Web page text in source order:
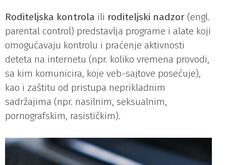
Roditeljska kontrola ili roditeljski nadzor (engl.
parental control) predstavlja programe i alate koji
omogućavaju kontrolu i praćenje aktivnosti
deteta na internetu (npr. koliko vremena provodi,
sa kim komunicira, koje veb-sajtove posećuje),
kao i zaštitu od pristupa neprikladnim
sadržajima (npr. nasilnim, seksualnim,
pornografskim, rasističkim).